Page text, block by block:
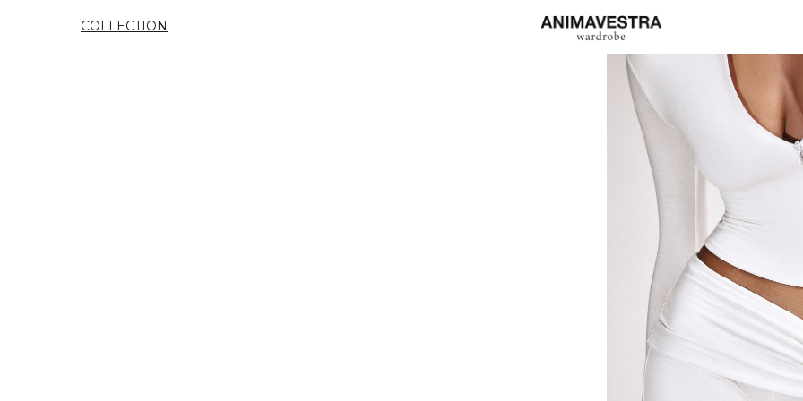
COLLECTION